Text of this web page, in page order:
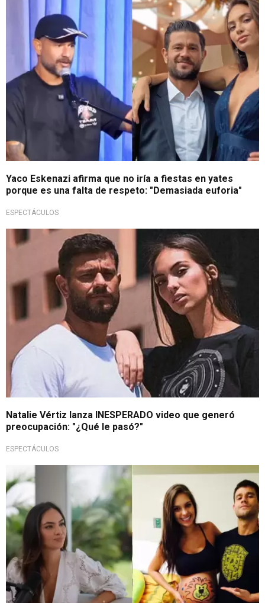
Yaco Eskenazi afirma que no iría a fiestas en yates
porque es una falta de respeto: "Demasiada euforia"
ESPECTÁCULOS
Mensaje en redes
Natalie Vértiz lanza INESPERADO video que generó
preocupación: "¿Qué le pasó?"
ESPECTÁCULOS
¡Cierra la fábrica!